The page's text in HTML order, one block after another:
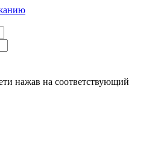
нажав на соответствующий